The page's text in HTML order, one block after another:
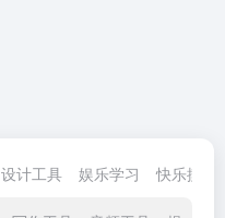
设计工具 娱乐学习 快乐摸鱼